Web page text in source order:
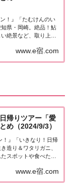
！』「たむけんのい
県・岡崎。絶品！鮎
絶景など、取り上げ
、そのまま日帰りツア
www.e宿.com
帰りツアー「愛
め（2024/9/3）
！』「いきなり！日帰
造り＆ワタリガニ、
スポットや食べたグ
・田村さんが街行く人
日帰りツアーにご
www.e宿.com